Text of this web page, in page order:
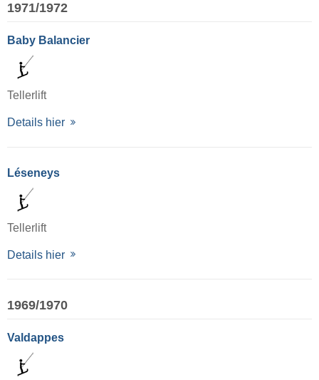
1971/1972
Baby Balancier
Tellerlift
Details hier
Léseneys
Tellerlift
Details hier
1969/1970
Valdappes